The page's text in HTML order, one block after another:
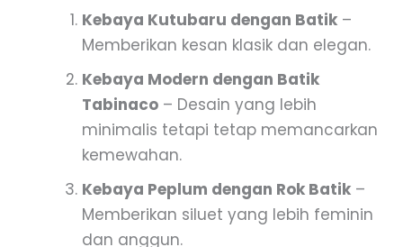
Kebaya Kutubaru dengan Batik –
Memberikan kesan klasik dan elegan.
Kebaya Modern dengan Batik
Tabinaco – Desain yang lebih
minimalis tetapi tetap memancarkan
kemewahan.
Kebaya Peplum dengan Rok Batik –
Memberikan siluet yang lebih feminin
dan anggun.